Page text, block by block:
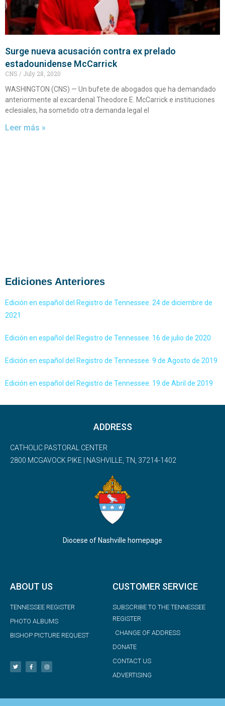
Surge nueva acusación contra ex prelado
estadounidense McCarrick
CNS
July 28, 2020
WASHINGTON (CNS) — Un bufete de abogados que ha demandado
anteriormente al excardenal Theodore E. McCarrick e instituciones
eclesiales, ha sometido otra demanda legal el
Leer más »
Ediciones Anteriores
Edición en español del Registro de Tennessee. 24 de diciembre de
2021
Edición en español del Registro de Tennessee. 16 de julio de 2020
Edición en español del Registro de Tennessee. 9 de Agosto de 2019
Edición en español del Registro de Tennessee. 19 de Abril de 2019
ADDRESS
CATHOLIC PASTORAL CENTER
2800 MCGAVOCK PIKE | NASHVILLE, TN, 37214-1402
Diocese of Nashville homepage
ABOUT US
TENNESSEE REGISTER
PHOTO ALBUMS
BISHOP PICTURE REQUEST
CUSTOMER SERVICE
SUBSCRIBE TO THE TENNESSEE
REGISTER
CHANGE OF ADDRESS
DONATE
CONTACT US
ADVERTISING